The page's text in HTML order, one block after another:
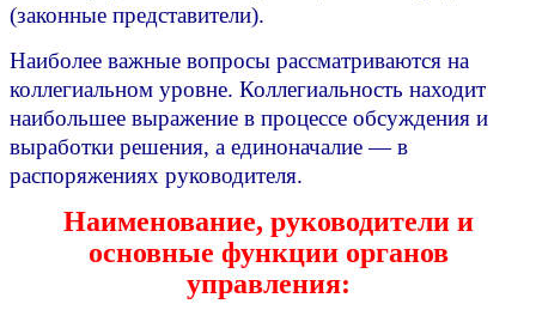
(законные представители).
Наиболее важные вопросы рассматриваются на
коллегиальном уровне. Коллегиальность находит
наибольшее выражение в процессе обсуждения и
выработки решения, а единоначалие — в
распоряжениях руководителя.
Наименование, руководители и
основные функции органов
управления: